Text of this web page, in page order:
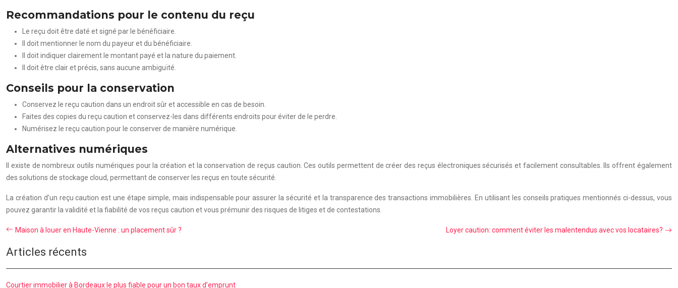
Recommandations pour le contenu du reçu
Le reçu doit être daté et signé par le bénéficiaire.
Il doit mentionner le nom du payeur et du bénéficiaire.
Il doit indiquer clairement le montant payé et la nature du paiement.
Il doit être clair et précis, sans aucune ambiguïté.
Conseils pour la conservation
Conservez le reçu caution dans un endroit sûr et accessible en cas de besoin.
Faites des copies du reçu caution et conservez-les dans différents endroits pour éviter de le perdre.
Numérisez le reçu caution pour le conserver de manière numérique.
Alternatives numériques
Il existe de nombreux outils numériques pour la création et la conservation de reçus caution. Ces outils permettent de créer des reçus électroniques sécurisés et facilement consultables. Ils offrent également
des solutions de stockage cloud, permettant de conserver les reçus en toute sécurité.
La création d’un reçu caution est une étape simple, mais indispensable pour assurer la sécurité et la transparence des transactions immobilières. En utilisant les conseils pratiques mentionnés ci-dessus, vous
pouvez garantir la validité et la fiabilité de vos reçus caution et vous prémunir des risques de litiges et de contestations.
Maison à louer en Haute-Vienne : un placement sûr ? Loyer caution: comment éviter les malentendus avec vos locataires?
Articles récents
Courtier immobilier à Bordeaux le plus fiable pour un bon taux d’emprunt